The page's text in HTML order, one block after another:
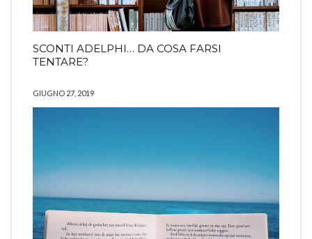
SCONTI ADELPHI… DA COSA FARSI
TENTARE?
GIUGNO 27, 2019